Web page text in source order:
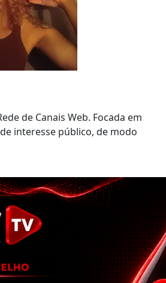
de Canais Web. Focada em
interesse público, de modo